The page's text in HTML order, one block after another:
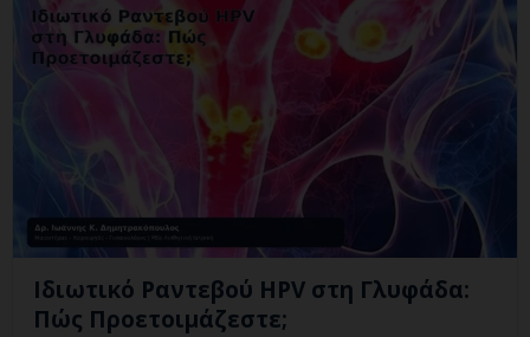
Ιδιωτικό Ραντεβού HPV στη Γλυφάδα:
Πώς Προετοιμάζεστε;